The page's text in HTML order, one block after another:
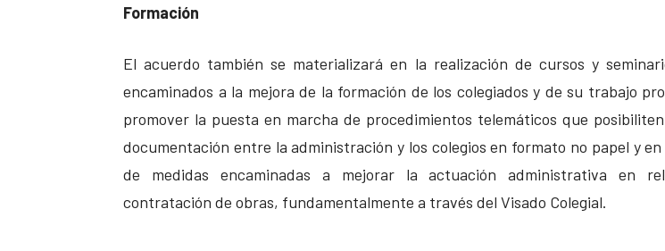
Formación
El acuerdo también se materializará en la realización de cursos y
encaminados a la mejora de la formación de los colegiados y de su trabajo
promover la puesta en marcha de procedimientos telemáticos que
documentación entre la administración y los colegios en formato no papel y
de medidas encaminadas a mejorar la actuación administrativa en
contratación de obras, fundamentalmente a través del Visado Colegial.